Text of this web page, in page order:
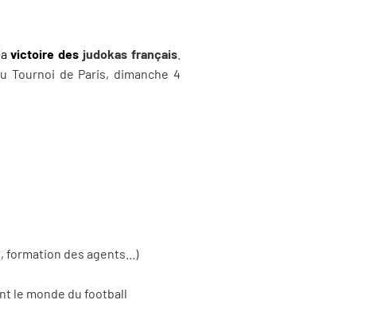
victoire des judokas français
Tournoi de Paris, dimanche 4
formation des agents...)
le monde du football